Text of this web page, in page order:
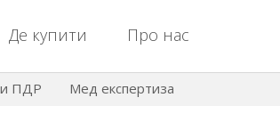
Де купити Про нас
ПДР Мед експертиза